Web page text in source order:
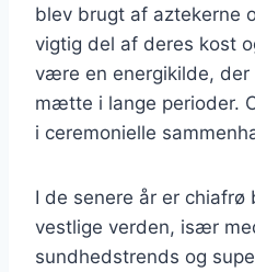
blev brugt af aztekerne
vigtig del af deres kost
være en energikilde, der
mætte i lange perioder.
i ceremonielle
I de senere år er
vestlige verden, især
sundhedstrends og